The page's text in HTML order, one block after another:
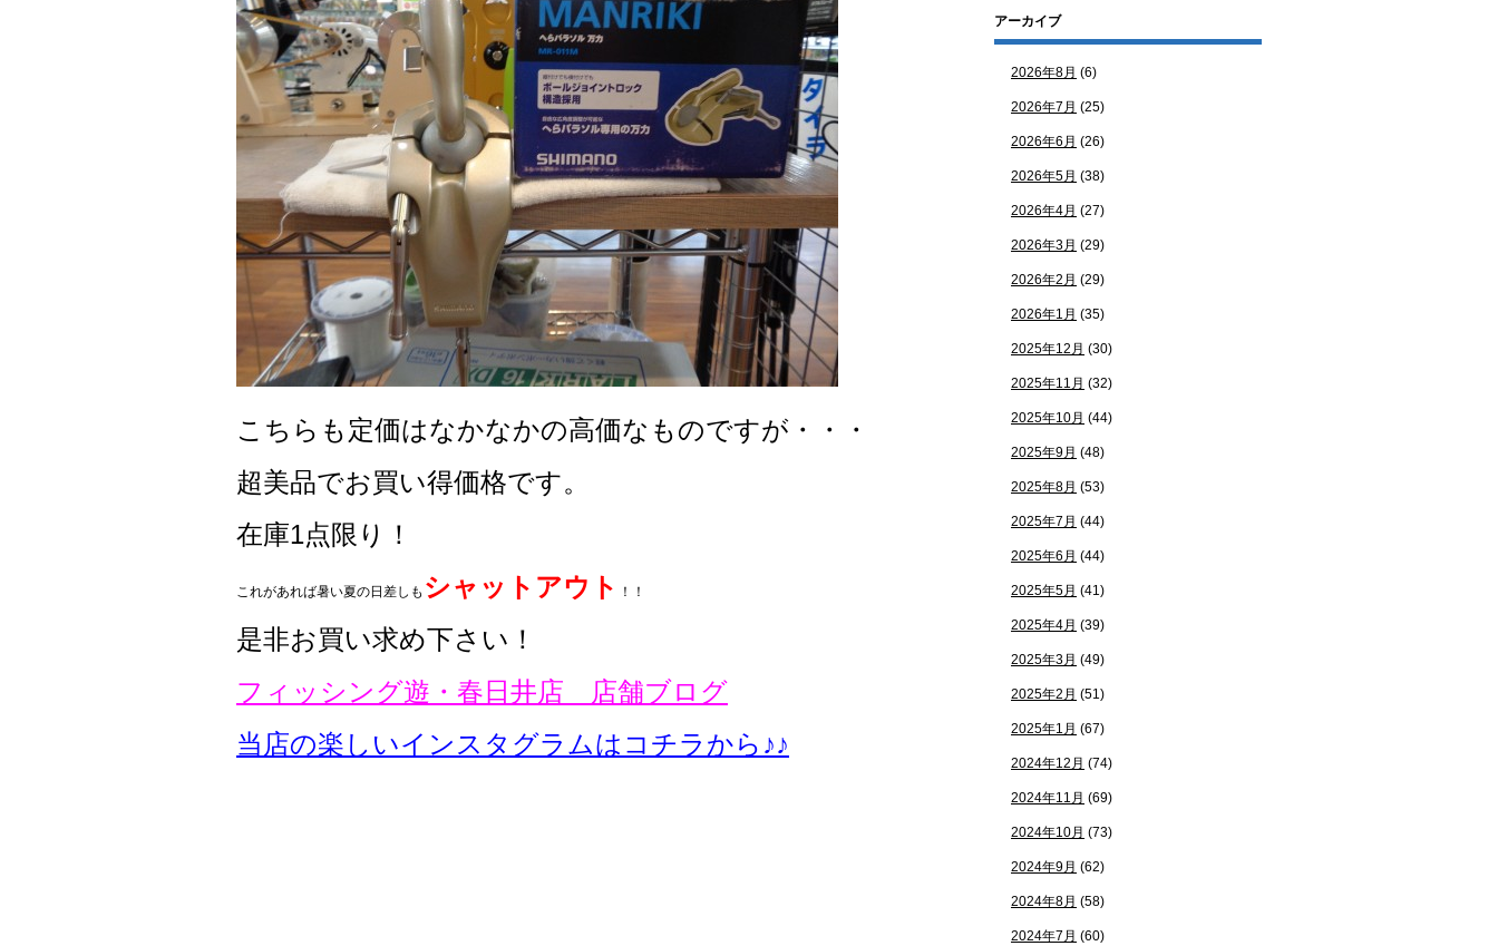
こちらも定価はなかなかの高価なものですが・・・
超美品でお買い得価格です。
在庫1点限り！
これがあれば暑い夏の日差しも シャットアウト ！！
是非お買い求め下さい！
フィッシング遊・春日井店 店舗ブログ
当店の楽しいインスタグラムはコチラから♪♪
アーカイブ
2026年8月 (6)
2026年7月 (25)
2026年6月 (26)
2026年5月 (38)
2026年4月 (27)
2026年3月 (29)
2026年2月 (29)
2026年1月 (35)
2025年12月 (30)
2025年11月 (32)
2025年10月 (44)
2025年9月 (48)
2025年8月 (53)
2025年7月 (44)
2025年6月 (44)
2025年5月 (41)
2025年4月 (39)
2025年3月 (49)
2025年2月 (51)
2025年1月 (67)
2024年12月 (74)
2024年11月 (69)
2024年10月 (73)
2024年9月 (62)
2024年8月 (58)
2024年7月 (60)